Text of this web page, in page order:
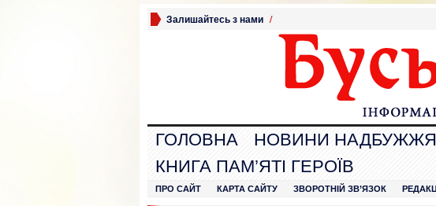
Залишайтесь з нами /
ГОЛОВНА НОВИНИ НАДБУЖЖЯ
КНИГА ПАМ’ЯТІ ГЕРОЇВ
ПРО САЙТ КАРТА САЙТУ ЗВОРОТНІЙ ЗВ’ЯЗОК